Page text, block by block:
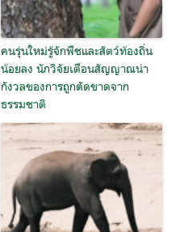
คนรุ่นใหม่รู้จักพืชและสัตว์ท้องถิ่น
น้อยลง นักวิจัยเตือนสัญญาณน่า
กังวลของการถูกตัดขาดจาก
ธรรมชาติ